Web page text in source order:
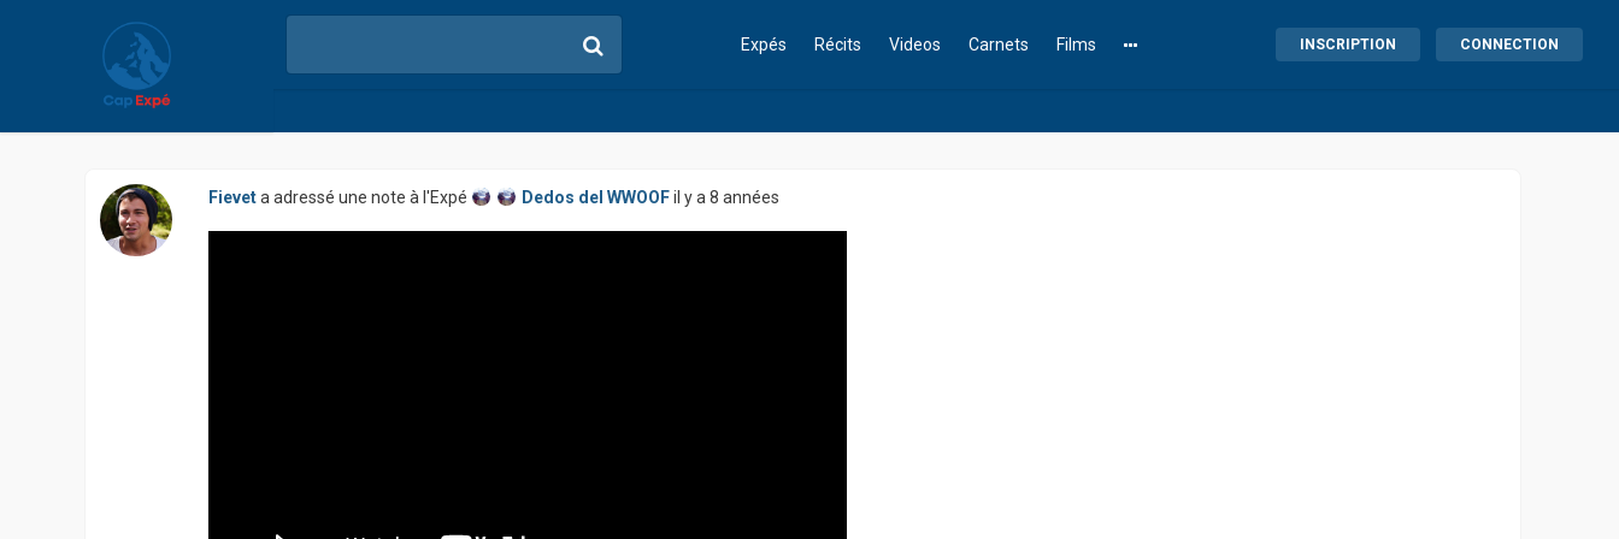
Expés Récits Videos Carnets Films INSCRIPTION CONNECTION
Fieveta adressé une note à l'Expé Dedos del WWOOFil y a 8 années